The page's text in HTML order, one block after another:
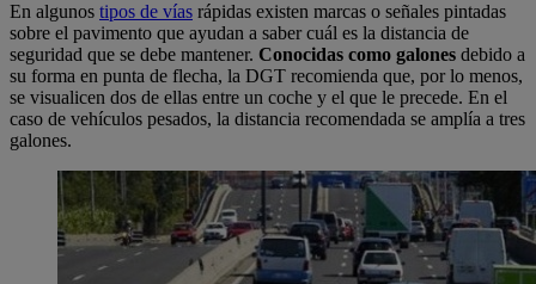
En algunos tipos de vías rápidas existen marcas o señales pintadas
sobre el pavimento que ayudan a saber cuál es la distancia de
seguridad que se debe mantener. Conocidas como galones debido a
su forma en punta de flecha, la DGT recomienda que, por lo menos,
se visualicen dos de ellas entre un coche y el que le precede. En el
caso de vehículos pesados, la distancia recomendada se amplía a tres
galones.